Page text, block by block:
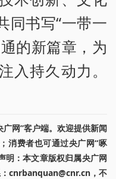
同书写“一带一
的新篇章，为
入持久动力。
网”客户端。欢迎提供新闻
消费者也可通过央广网“啄
明：本文章版权归属央广网
：cnrbanquan@cnr.cn，不